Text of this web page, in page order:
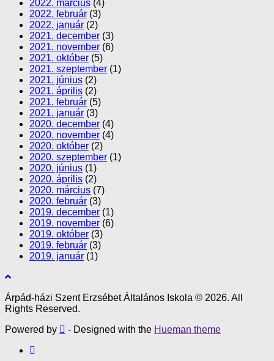
2022. március (4)
2022. február (3)
2022. január (2)
2021. december (3)
2021. november (6)
2021. október (5)
2021. szeptember (1)
2021. június (2)
2021. április (2)
2021. február (5)
2021. január (3)
2020. december (4)
2020. november (4)
2020. október (2)
2020. szeptember (1)
2020. június (1)
2020. április (2)
2020. március (7)
2020. február (3)
2019. december (1)
2019. november (6)
2019. október (3)
2019. február (3)
2019. január (1)
Árpád-házi Szent Erzsébet Általános Iskola © 2026. All
Rights Reserved.
Powered by
- Designed with the Hueman theme